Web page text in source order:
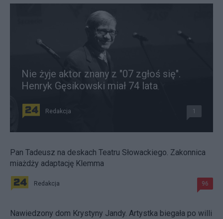
Nie żyje aktor znany z "07 zgłoś się".
Henryk Gęsikowski miał 74 lata
Redakcja 1
Pan Tadeusz na deskach Teatru Słowackiego. Zakonnica
miażdży adaptację Klemma
Redakcja 96
Nawiedzony dom Krystyny Jandy. Artystka biegała po willi